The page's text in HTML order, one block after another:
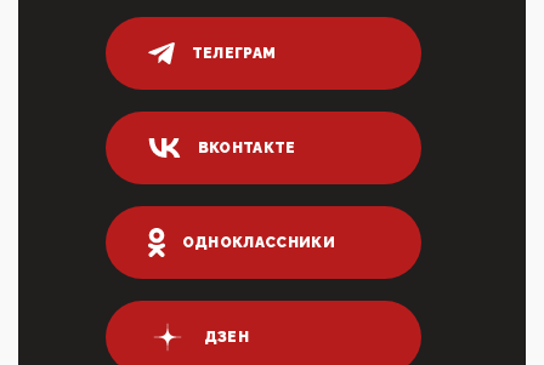
03:35, 10 Апреля 2026
Суммарное вознаграждение менеджменту в 15
крупных банках по итогам 2025 года превысило 63
млрд руб. ...
03:01, 10 Апреля 2026
Террорист и убийца Буданов вальяжно сообщил,
энергети...
01:54, 10 Апреля 2026
ПрезидентПутинвчера вечером обьявил
Пасхальное перемирие с 16 часов субботы до конца
дня Воскресен...
01:09, 10 Апреля 2026
ТЕЛЕГРАМ
ВКОНТАКТЕ
ОДНОКЛАССНИКИ
ДЗЕН